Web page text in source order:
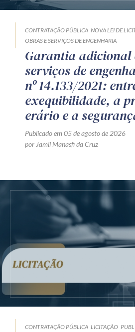
CONTRATAÇÃO PÚBLICA NOVA LEI DE
OBRAS E SERVIÇOS DE ENGENHARIA
Garantia adicional
serviços de
nº 14.133/2021:
exequibilidade, a
erário e a
Publicado em 05 de agosto de 2026
por Jamil Manasfi da Cruz
CONTRATAÇÃO PÚBLICA LICITAÇÃO